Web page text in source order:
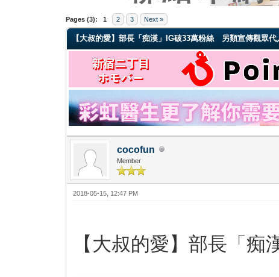
Pages (3): 1 2 3 Next »
0 Vote(s) - 0 Average
1
2
3
4
5
【大叔的愛】部長「痴漢」IG破33萬粉絲 另類宣傳觀眾代
cocofun
Member
2018-05-15, 12:47 PM
【大叔的愛】部長「